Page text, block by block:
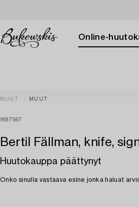
Online-
MUUT MUUT
1697567
Bertil Fällman, knife,
Huutokauppa päättynyt
Onko sinulla vastaava esine jonka haluat